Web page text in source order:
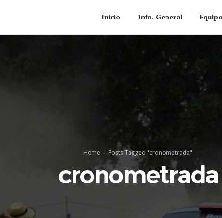
Inicio Info. General
Home Posts Tagged "cronometrada"
cronometrada